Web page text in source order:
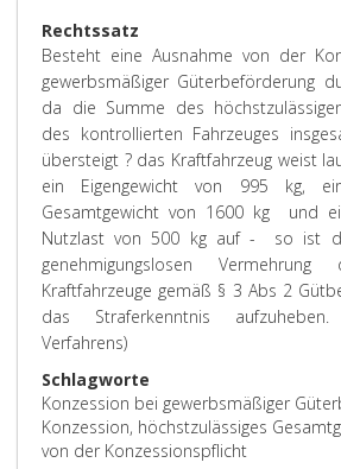
Rechtssatz
Besteht eine Ausnahme von der
gewerbsmäßiger Güterbeförderung
da die Summe des
des kontrollierten Fahrzeuges
übersteigt ? das Kraftfahrzeug weist
ein Eigengewicht von 995 kg, ein
Gesamtgewicht von 1600 kg und
Nutzlast von 500 kg auf - so ist
genehmigungslosen
Kraftfahrzeuge gemäß § 3 Abs 2
das Straferkenntnis
Verfahrens)
Schlagworte
Konzession bei gewerbsmäßiger
Konzession, höchstzulässiges
von der Konzessionspflicht